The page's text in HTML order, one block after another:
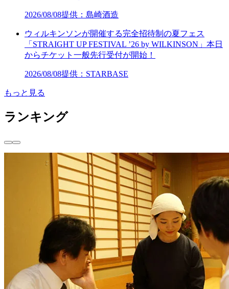
2026/08/08提供：島崎酒造
ウィルキンソンが開催する完全招待制の夏フェス
「STRAIGHT UP FESTIVAL ’26 by WILKINSON」本日
からチケット一般先行受付が開始！
2026/08/08提供：STARBASE
もっと見る
ランキング